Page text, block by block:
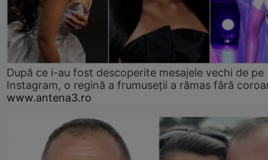
După ce i-au fost descoperite mesajele vechi de pe
Instagram, o regină a frumuseții a rămas fără
www.antena3.ro